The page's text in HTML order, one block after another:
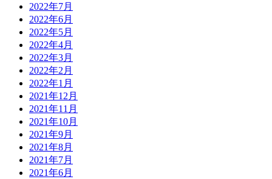
2022年7月
2022年6月
2022年5月
2022年4月
2022年3月
2022年2月
2022年1月
2021年12月
2021年11月
2021年10月
2021年9月
2021年8月
2021年7月
2021年6月